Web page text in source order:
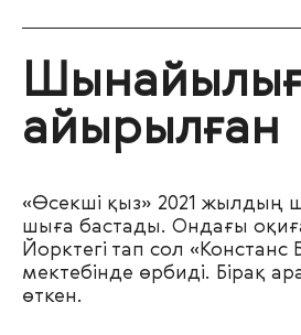
айырылған
«Өсекші қыз» 2021 жылдың
шыға бастады. Ондағы
Йорктегі тап сол «Констанс
мектебінде өрбиді. Бірақ
өткен.